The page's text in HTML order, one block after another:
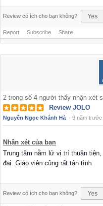
Review có ích cho bạn không? Yes
Report Subscribe Share
2 trong số 4 người thấy nhận xét
Review JOLO
Nguyễn Ngọc Khánh Hà · 9 năm trước
Nhận xét của bạn
Trung tâm nằm lử vị trí thuận
đại. Giáo viên cũng rất tận tình
Review có ích cho bạn không? Yes